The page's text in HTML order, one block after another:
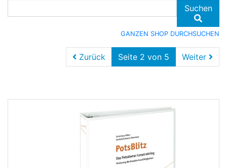
Suchen
GANZEN SHOP DURCHSUCHEN
Zurück Seite 2 von 5 Weiter